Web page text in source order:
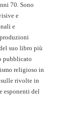
70. Sono
e
e
suo libro più
pubblicato
religioso in
sulle rivolte in
esponenti del